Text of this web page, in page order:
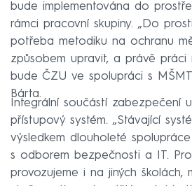
bude implementována do
rámci pracovní skupiny. „Do
potřeba metodiku na ochranu
způsobem upravit, a právě
bude ČZU ve spolupráci s
Bárta.
Integrální součástí zabezpečení
přístupový systém. „Stávající
výsledkem dlouholeté
s odborem bezpečnosti a IT.
provozujeme i na jiných školách,